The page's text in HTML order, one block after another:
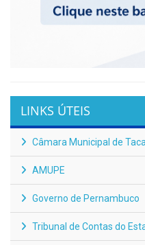
LINKS ÚTEIS
Câmara Municipal de
AMUPE
Governo de Pernambuco
Tribunal de Contas do